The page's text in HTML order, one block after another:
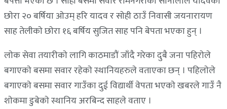
छाेरा २० बर्षिया ओउम् हरि यादव र साेही ठाउँ निवासी जयनारायण
साह तेलीकाे छाेरा १६ बर्षिय सुजित साह पनि बेपता भएका हुन् ।
लाेक सेवा तयारीकाे लागि काठमाडाैं जाँदै गरेका दुबै जना पहिराेले
बगाएकाे बसमा सवार रहेकाे स्थानियहरुले वताएका छन् । पहिलाेले
बगाएकाे बसमा सवार गाउँका दुई विद्यार्थी वेपता भएकाे खबरले गाउँ नै
शाेकमा डुबेकाे स्थानिय अरबिन्द साहले वताए ।